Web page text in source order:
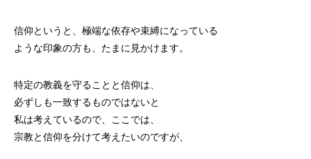
信仰というと、極端な依存や束縛になっている
ような印象の方も、たまに見かけます。
特定の教義を守ることと信仰は、
必ずしも一致するものではないと
私は考えているので、ここでは、
宗教と信仰を分けて考えたいのですが、